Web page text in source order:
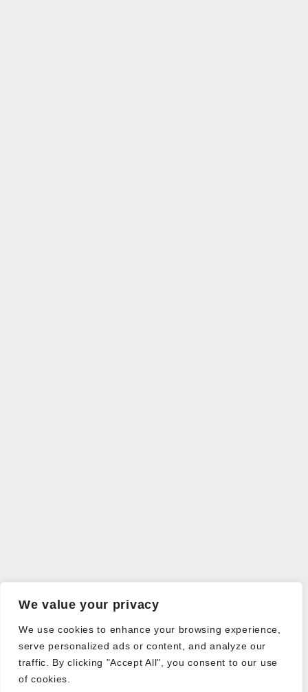
We value your privacy
We use cookies to enhance your browsing experience,
serve personalized ads or content, and analyze our
traffic. By clicking "Accept All", you consent to our use
of cookies.